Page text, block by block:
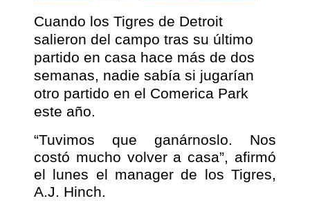
Cuando los Tigres de Detroit
salieron del campo tras su último
partido en casa hace más de dos
semanas, nadie sabía si jugarían
otro partido en el Comerica Park
este año.
“Tuvimos que ganárnoslo. Nos
costó mucho volver a casa”, afirmó
el lunes el manager de los Tigres,
A.J. Hinch.